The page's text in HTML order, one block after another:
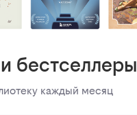
бестселлеры
каждый месяц